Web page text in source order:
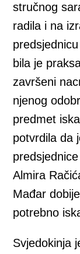
stručnog
radila i na
bila je
završeni
njenog
predmet
potvrdila da
Almira
Mađar
potrebno
Svjedokinja